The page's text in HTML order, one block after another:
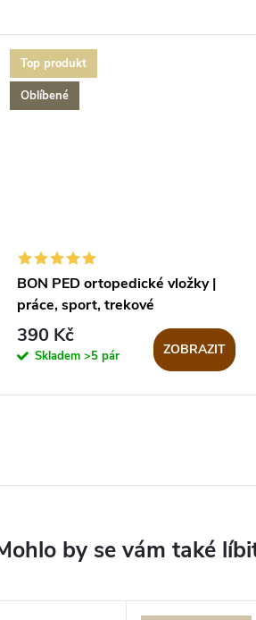
Top produkt
Oblíbené
BON PED ortopedické vložky |
práce, sport, trekové
390 Kč
Skladem >5 pár ZOBRAZIT